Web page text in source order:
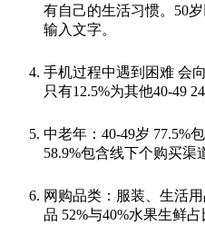
有自己的生活习惯。50
输入文字。
手机过程中遇到困难 会
只有12.5%为其他40-49
中老年：40-49岁 77.5%
58.9%包含线下个购买渠
网购品类：服装、生活
品 52%与40%水果生鲜占